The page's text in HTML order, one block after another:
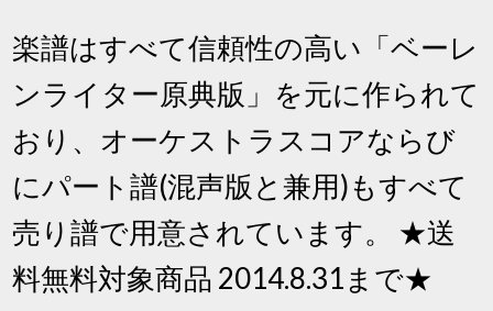
楽譜はすべて信頼性の高い「ベーレ
ンライター原典版」を元に作られて
おり、オーケストラスコアならび
にパート譜(混声版と兼用)もすべて
売り譜で用意されています。 ★送
料無料対象商品 2014.8.31まで★